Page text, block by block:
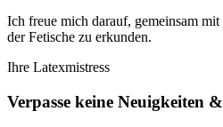
Ich freue mich darauf, gemeinsam
der Fetische zu erkunden.
Ihre Latexmistress
Verpasse keine Neuigkeiten